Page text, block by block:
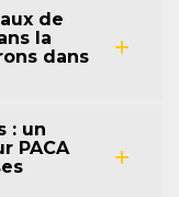
de
la
dans
: un
PACA